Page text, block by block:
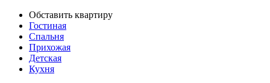
Обставить квартиру
Гостиная
Спальня
Прихожая
Детская
Кухня